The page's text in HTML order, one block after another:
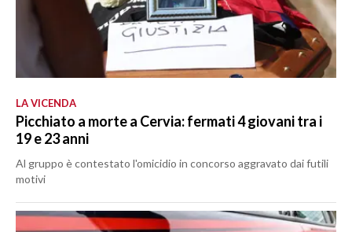
LA VICENDA
Picchiato a morte a Cervia: fermati 4 giovani tra i
19 e 23 anni
Al gruppo è contestato l'omicidio in concorso aggravato dai futili
motivi